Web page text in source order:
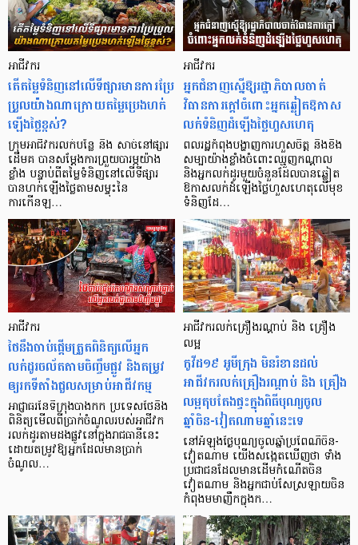
អាជីវករ
តើតម្លៃទំនិញនៅលើទីផ្សារមានការប្រែ
ប្រួលយ៉ាងណាក្រោយតម្លៃប្រេងហក់
ឡើងថ្លៃខ្ពស់?
ក្រុមអាជីវករលក់បន្លែ និង សាច់នៅផ្សារ
ដើមគ បានសម្តែងការព្រួយបារម្ភយ៉ាង
ខ្លាំង បន្ទាប់ពីតម្លៃទំនិញនៅលើទីផ្សារ
បានហក់ឡើងថ្លៃតាមសម្ទុះនៃ
ការកើនឡ…
អាជីវករ
អ្នកជំនាញស្នើឱ្យរដ្ឋាភិបាលចាត់
វិធានការក្ដៅចំពោះអ្នកឆ្លៀតឱកាស
លក់ទំនិញដំឡើងថ្លៃហួសហេតុ
ពលរដ្ឋកំពុងបង្ហាញការហួសចិត្ត និងខឹង
សម្បាយ៉ាងខ្លាំងចំពោះឈ្មួញកណ្ដាល
និងអ្នកលក់ដូរមួយចំនួនដែលបានឆ្លៀត
ឱកាសលក់ដំឡើងថ្លៃហួសហេតុលើមុខ
ទំនិញដែ…
អាជីវករ
ថៃនឹងចាប់ផ្ដើមត្រួតពិនិត្យលើអ្នក
លក់ដូរចល័តតាមចិញ្ចឹមផ្លូវ និងតម្រូវ
ឲ្យរកទីតាំងជួលសម្រាប់អាជីវកម្ម
អាជ្ញាធរនៃទីក្រុងបាងកក ប្រទេសថៃនឹង
ពិនិត្យមើលពីប្រាក់ចំណូលរបស់អាជីវក
រលក់ដូរតាមដងផ្លូវនៅក្នុងរាជធានីនេះ
ដោយតម្រូវឱ្យអ្នកដែលមានប្រាក់
ចំណូល…
អាជីវករលក់គ្រឿងរណ្ដាប់ និង គ្រឿង
លម្អ
កូវីដ១៩ អូមីក្រុង មិនរំខានដល់
អាជីវករលក់គ្រឿងរណ្ដាប់ និង គ្រឿង
លម្អតុបតែងផ្ទះក្នុងពិធីបុណ្យចូល
ឆ្នាំចិន-វៀតណាមឆ្នាំនេះទេ
នៅអំឡុងថ្ងៃបុណ្យចូលឆ្នាំប្រពៃណីចិន-
វៀតណាម យើងសង្កេតឃើញថា ទាំង
ប្រជាជនដែលមានដើមកំណើតចិន
វៀតណាម និងអ្នកជាប់សែស្រឡាយចិន
កំពុងមមាញឹកក្នុងក…